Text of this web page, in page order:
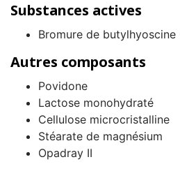
Substances actives
Bromure de
Autres composants
Povidone
Lactose monohydraté
Cellulose microcristalline
Stéarate de magnésium
Opadray II